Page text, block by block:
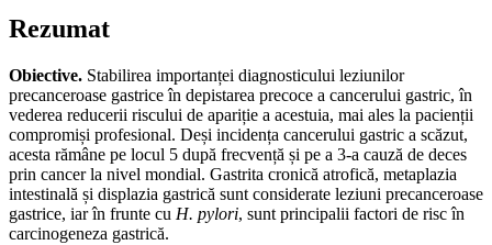
Rezumat
Obiective. Stabilirea importanței diagnosticului leziunilor
precanceroase gastrice în depistarea precoce a cancerului gastric, în
vederea reducerii riscului de apariție a acestuia, mai ales la pacienții
compromiși profesional. Deși incidența cancerului gastric a scăzut,
acesta rămâne pe locul 5 după frecvență și pe a 3-a cauză de deces
prin cancer la nivel mondial. Gastrita cronică atrofică, metaplazia
intestinală și displazia gastrică sunt considerate leziuni precanceroase
gastrice, iar în frunte cu H. pylori, sunt principalii factori de risc în
carcinogeneza gastrică.